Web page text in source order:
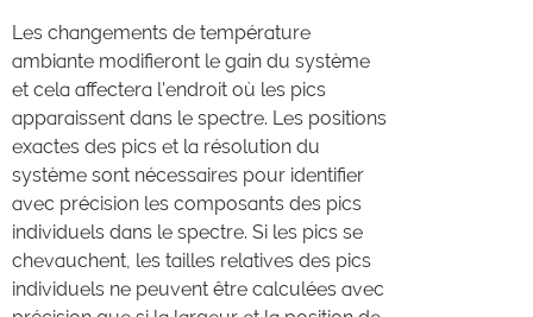
Les changements de température
ambiante modifieront le gain du système
et cela affectera l'endroit où les pics
apparaissent dans le spectre. Les positions
exactes des pics et la résolution du
système sont nécessaires pour identifier
avec précision les composants des pics
individuels dans le spectre. Si les pics se
chevauchent, les tailles relatives des pics
individuels ne peuvent être calculées avec